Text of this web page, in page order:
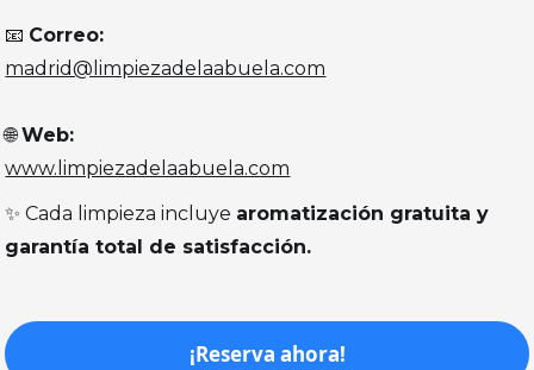
📧 Correo:
madrid@limpiezadelaabuela.com
🌐Web:
www.limpiezadelaabuela.com
✨ Cada limpieza incluye aromatización gratuita y
garantía total de satisfacción.
¡Reserva ahora!